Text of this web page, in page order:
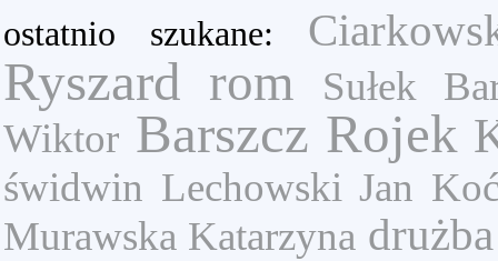
ostatnio szukane:
Ryszard rom
Sułek
Wiktor Barszcz Rojek
świdwin Lechowski Jan
Murawska Katarzyna drużba